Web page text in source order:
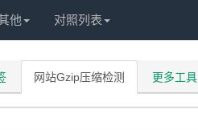
他 对照列表
网站Gzip压缩检测 更多工具